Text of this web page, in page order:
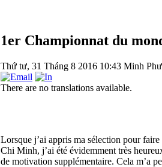
1er Championnat du
Thứ tư, 31 Tháng 8 2016 10:43 Minh
There are no translations available.
Lorsque j’ai appris ma sélection pour
Chi Minh, j’ai été évidemment très
de motivation supplémentaire. Cela m’a